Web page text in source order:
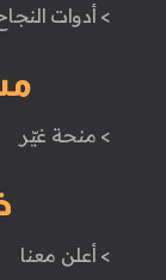
> أدوات
> منحة غيّر
> أعلن معنا